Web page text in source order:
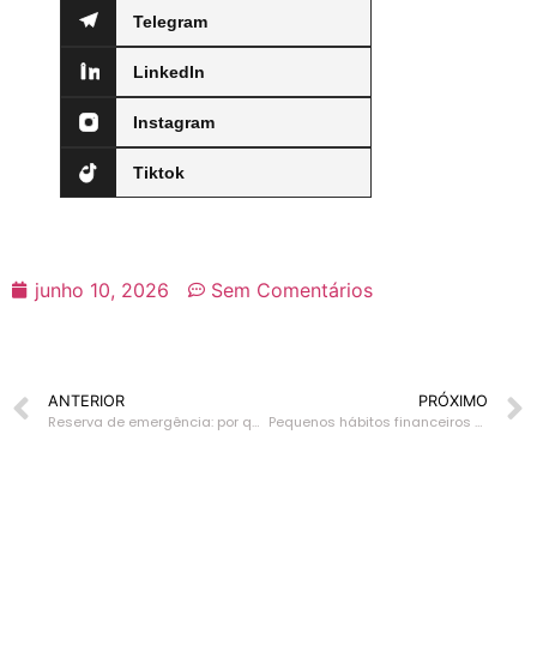
Telegram
LinkedIn
Instagram
Tiktok
junho 10, 2026 Sem Comentários
ANTERIOR
Reserva de emergência: por que ela faz diferença quando a vida sai do roteiro
PRÓXIMO
Pequenos hábitos financeiros que enfraquecem sua reserva financeira